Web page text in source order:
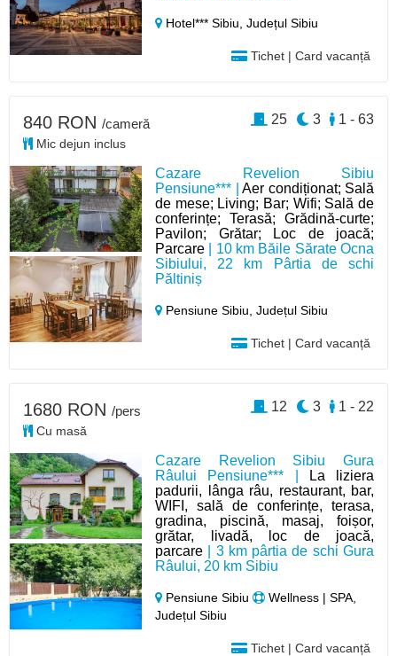
Hotel*** Sibiu,Județul Sibiu
Tichet | Card vacanță
Cazare Revelion Sibiu
Pensiune*** |Aer condiționat; Sală
de mese; Living; Bar; Wifi; Sală de
conferințe; Terasă; Grădină-curte;
Pavilon; Grătar; Loc de joacă;
Parcare | 10 km Băile Sărate Ocna
Sibiului, 22 km Pârtia de schi
Păltiniș
Pensiune Sibiu,Județul Sibiu
Tichet | Card vacanță
840 RON /cameră
Mic dejun inclus
1 - 63
3
25
Cazare Revelion Sibiu Gura
Râului Pensiune*** |
La liziera
padurii, lânga râu, restaurant, bar,
WIFI, sală de conferințe, terasa,
gradina, piscină, masaj, foișor,
grătar, livadă, loc de joacă,
parcare | 3 km pârtia de schi Gura
Râului, 20 km Sibiu
Pensiune Sibiu
Wellness | SPA,
Județul Sibiu
Tichet | Card vacanță
1680 RON /pers
Cu masă
1 - 22
3
12